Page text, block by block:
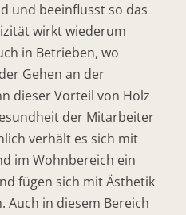
und beeinflusst so das
wirkt wiederum
in Betrieben, wo
Gehen an der
dieser Vorteil von Holz
der Mitarbeiter
verhält es sich mit
im Wohnbereich ein
fügen sich mit Ästhetik
Auch in diesem Bereich